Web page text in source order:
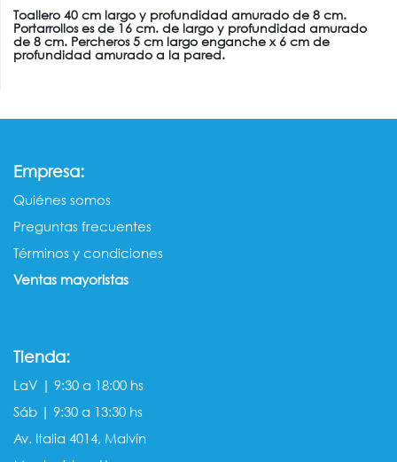
Toallero 40 cm largo y profundidad amurado de 8 cm.
Portarrollos es de 16 cm. de largo y profundidad amurado
de 8 cm. Percheros 5 cm largo enganche x 6 cm de
profundidad amurado a la pared.
Empresa:
Quiénes somos​​
Preguntas frecuentes
Términos y condiciones
Ventas mayorista​s
Tienda:
LaV | 9:30 a 18:00 hs
Sáb | 9:30 a 13:30 hs
Av. Italia 4014, Malvín